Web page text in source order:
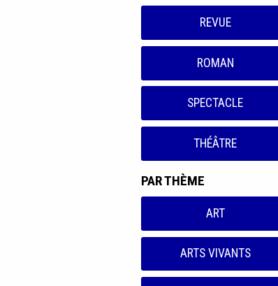
REVUE
ROMAN
SPECTACLE
THÉÂTRE
PAR THÈME
ART
ARTS VIVANTS